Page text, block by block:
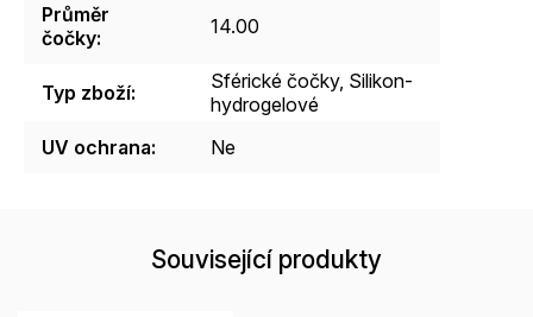
Průměr
čočky: 14.00
Typ zboží:
Sférické čočky, Silikon-
hydrogelové
UV ochrana: Ne
Související produkty